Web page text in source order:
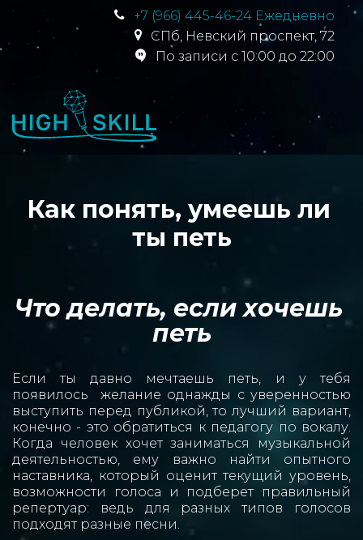
+7 (966) 445-46-24 Ежедневно
СПб, Невский проспект, 72
По записи с 10:00 до 22:00
Как понять, умеешь ли
ты петь
Что делать, если хочешь
петь
Если ты давно мечтаешь петь, и у тебя
появилось желание однажды с уверенностью
выступить перед публикой, то лучший вариант,
конечно - это обратиться к педагогу по вокалу.
Когда человек хочет заниматься музыкальной
деятельностью, ему важно найти опытного
наставника, который оценит текущий уровень,
возможности голоса и подберет правильный
репертуар: ведь для разных типов голосов
подходят разные песни.